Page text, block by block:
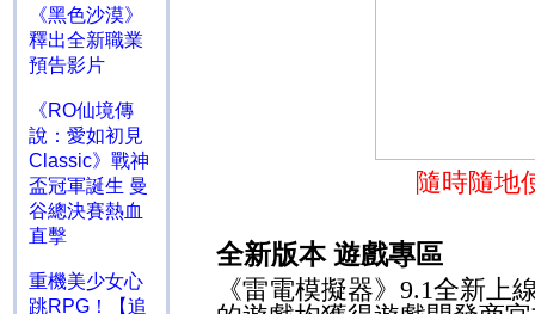
《黑色沙漠》
釋出全新職業
預告影片
《RO仙境傳
說：愛如初見
Classic》戰神
盃冠軍誕生 曼
谷總決賽熱血
直擊
重機美少女心
跳RPG！【追
隨時隨地
全新版本 遊戲專區
《雷電模擬器》 9.1全新上